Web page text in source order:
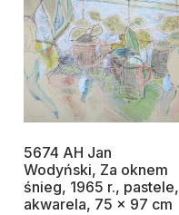
5674 AH Jan
Wodyński, Za oknem
śnieg, 1965 r., pastele,
akwarela, 75 x 97 cm